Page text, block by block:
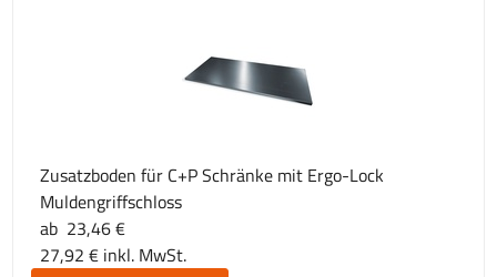
Zusatzboden für C+P Schränke mit Ergo-Lock
Muldengriffschloss
ab 23,46 €
27,92 € inkl. MwSt.